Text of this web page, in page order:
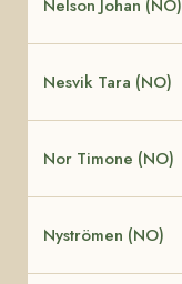
Nelson Johan (NO)
Nesvik Tara (NO)
Nor Timone (NO)
Nyströmen (NO)